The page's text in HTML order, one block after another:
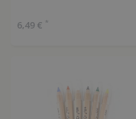
6,49 € *